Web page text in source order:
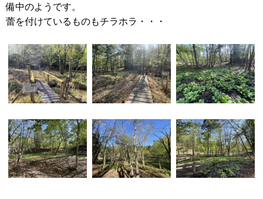
備中のようです。
蕾を付けているものもチラホラ・・・